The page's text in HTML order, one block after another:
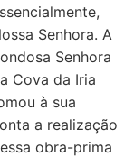
Senhora. A
Senhora
Cova da Iria
à sua
a realização
obra-prima